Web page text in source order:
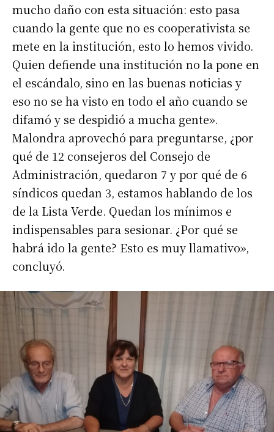
mucho daño con esta situación: esto pasa
cuando la gente que no es cooperativista se
mete en la institución, esto lo hemos vivido.
Quien defiende una institución no la pone en
el escándalo, sino en las buenas noticias y
eso no se ha visto en todo el año cuando se
difamó y se despidió a mucha gente».
Malondra aprovechó para preguntarse, ¿por
qué de 12 consejeros del Consejo de
Administración, quedaron 7 y por qué de 6
síndicos quedan 3, estamos hablando de los
de la Lista Verde. Quedan los mínimos e
indispensables para sesionar. ¿Por qué se
habrá ido la gente? Esto es muy llamativo»,
concluyó.